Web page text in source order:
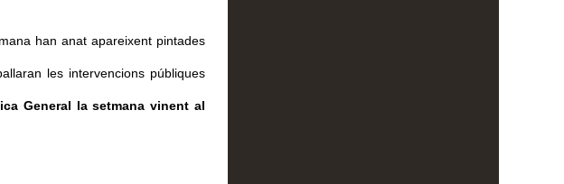
han anat apareixent pintades
les intervencions públiques
General la setmana vinent al